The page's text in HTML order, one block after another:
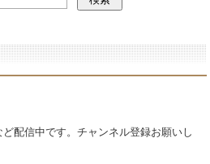
配信中です。チャンネル登録お願いし